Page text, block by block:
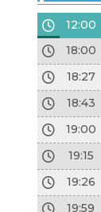
12:00
18:00
18:27
18:43
19:00
19:15
19:26
19:59